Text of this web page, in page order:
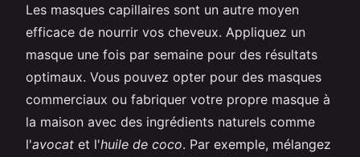
Les masques capillaires sont un autre moyen
efficace de nourrir vos cheveux. Appliquez un
masque une fois par semaine pour des résultats
optimaux. Vous pouvez opter pour des masques
commerciaux ou fabriquer votre propre masque à
la maison avec des ingrédients naturels comme
l'avocat et l'huile de coco. Par exemple, mélangez